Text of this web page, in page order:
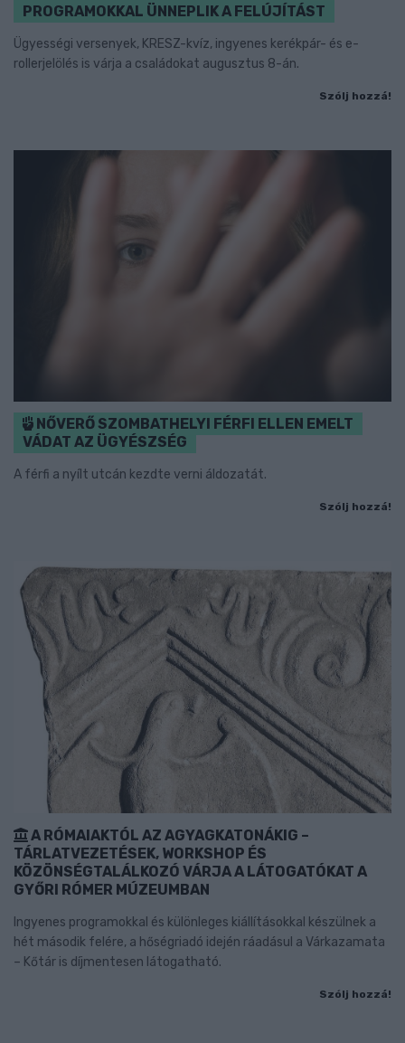
PROGRAMOKKAL ÜNNEPLIK A FELÚJÍTÁST
Ügyességi versenyek, KRESZ-kvíz, ingyenes kerékpár- és e-
rollerjelölés is várja a családokat augusztus 8-án.
Szólj hozzá!
NŐVERŐ SZOMBATHELYI FÉRFI ELLEN EMELT
VÁDAT AZ ÜGYÉSZSÉG
A férfi a nyílt utcán kezdte verni áldozatát.
Szólj hozzá!
A RÓMAIAKTÓL AZ AGYAGKATONÁKIG –
TÁRLATVEZETÉSEK, WORKSHOP ÉS
KÖZÖNSÉGTALÁLKOZÓ VÁRJA A LÁTOGATÓKAT A
GYŐRI RÓMER MÚZEUMBAN
Ingyenes programokkal és különleges kiállításokkal készülnek a
hét második felére, a hőségriadó idején ráadásul a Várkazamata
– Kőtár is díjmentesen látogatható.
Szólj hozzá!